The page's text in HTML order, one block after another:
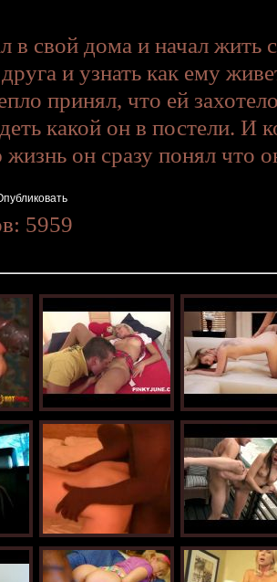
в свой дома и начал жить
друга и узнать как ему
принял, что ей
какой он в постели. И
он сразу понял что
5959